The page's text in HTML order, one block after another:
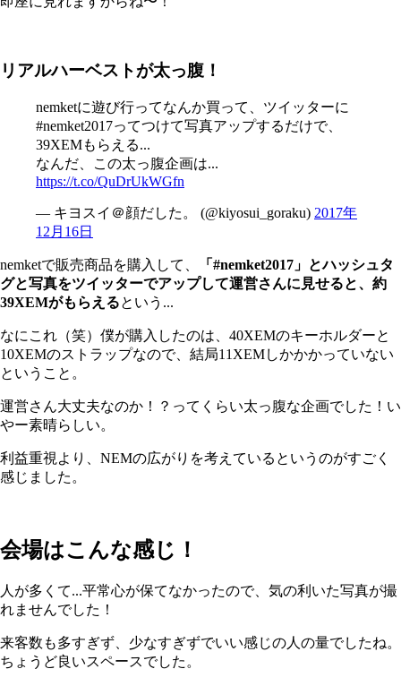
リアルハーベストが太っ腹！
nemketに遊び行ってなんか買って、ツイッターに
#nemket2017ってつけて写真アップするだけで、
39XEMもらえる...
なんだ、この太っ腹企画は...
https://t.co/QuDrUkWGfn
— キヨスイ＠顔だした。 (@kiyosui_goraku) 2017年
12月16日
nemketで販売商品を購入して、
「#nemket2017」とハッシュタ
グと写真をツイッターでアップして運営さんに見せると、約
39XEMがもらえるという...
なにこれ（笑）僕が購入したのは、40XEMのキーホルダーと
10XEMのストラップなので、結局11XEMしかかかっていない
ということ。
運営さん大丈夫なのか！？ってくらい太っ腹な企画でした！い
やー素晴らしい。
利益重視より、NEMの広がりを考えているというのがすごく
感じました。
会場はこんな感じ！
人が多くて...平常心が保てなかったので、気の利いた写真が撮
れませんでした！
来客数も多すぎず、少なすぎずでいい感じの人の量でしたね。
ちょうど良いスペースでした。